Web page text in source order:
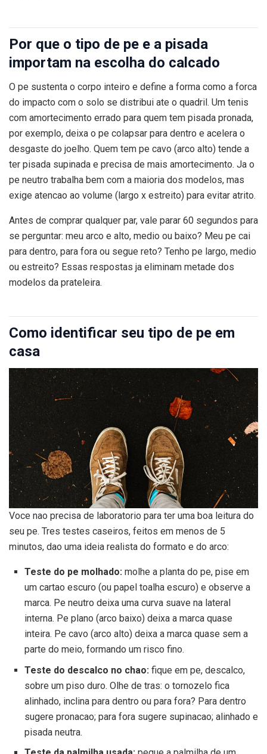
Por que o tipo de pe e a pisada
importam na escolha do calcado
O pe sustenta o corpo inteiro e define a forma como a forca
do impacto com o solo se distribui ate o quadril. Um tenis
com amortecimento errado para quem tem pisada pronada,
por exemplo, deixa o pe colapsar para dentro e acelera o
desgaste do joelho. Quem tem pe cavo (arco alto) tende a
ter pisada supinada e precisa de mais amortecimento. Ja o
pe neutro trabalha bem com a maioria dos modelos, mas
exige atencao ao volume (largo x estreito) para evitar atrito.
Antes de comprar qualquer par, vale parar 60 segundos para
se perguntar: meu arco e alto, medio ou baixo? Meu pe cai
para dentro, para fora ou segue reto? Tenho pe largo, medio
ou estreito? Essas respostas ja eliminam metade dos
modelos da prateleira.
Como identificar seu tipo de pe em
casa
Voce nao precisa de laboratorio para ter uma boa leitura do
seu pe. Tres testes caseiros, feitos em menos de 5
minutos, dao uma ideia realista do formato e do arco:
Teste do pe molhado:molhe a planta do pe, pise em
um cartao escuro (ou papel toalha escuro) e observe a
marca. Pe neutro deixa uma curva suave na lateral
interna. Pe plano (arco baixo) deixa a marca quase
inteira. Pe cavo (arco alto) deixa a marca quase sem a
parte do meio, formando um risco fino.
Teste do descalco no chao: fique em pe, descalco,
sobre um piso duro. Olhe de tras: o tornozelo fica
alinhado, inclina para dentro ou para fora? Para dentro
sugere pronacao; para fora sugere supinacao; alinhado e
pisada neutra.